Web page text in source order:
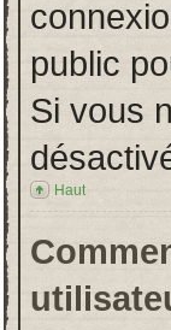
public
Si vous
Haut